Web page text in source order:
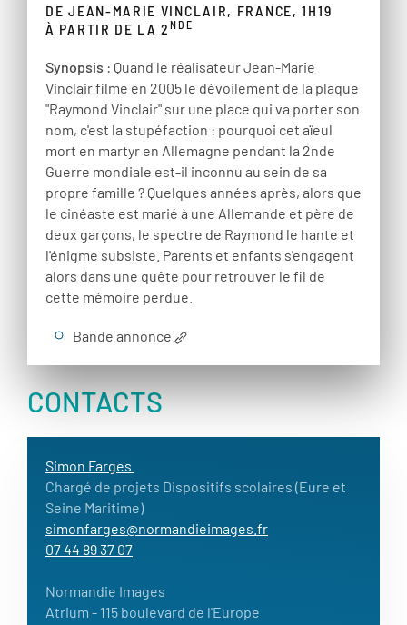
DE JEAN-MARIE VINCLAIR, FRANCE, 1H19
À PARTIR DE LA 2NDE
Synopsis : Quand le réalisateur Jean-Marie
Vinclair filme en 2005 le dévoilement de la plaque
"Raymond Vinclair" sur une place qui va porter son
nom, c'est la stupéfaction : pourquoi cet aïeul
mort en martyr en Allemagne pendant la 2nde
Guerre mondiale est-il inconnu au sein de sa
propre famille ? Quelques années après, alors que
le cinéaste est marié à une Allemande et père de
deux garçons, le spectre de Raymond le hante et
l'énigme subsiste. Parents et enfants s'engagent
alors dans une quête pour retrouver le fil de
cette mémoire perdue.
Bande annonce
CONTACTS
Simon Farges
Chargé de projets Dispositifs scolaires (Eure et
Seine Maritime)
simonfarges@normandieimages.fr
07 44 89 37 07
Normandie Images
Atrium - 115 boulevard de l'Europe